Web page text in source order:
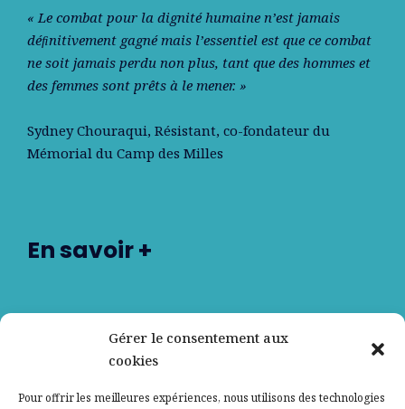
Gérer le consentement aux
cookies
Pour offrir les meilleures expériences, nous utilisons des technologies
« Le combat pour la dignité humaine n’est jamais
déﬁnitivement gagné mais l’essentiel est que ce combat
ne soit jamais perdu non plus, tant que des hommes et
des femmes sont prêts à le mener. »
Sydney Chouraqui, Résistant, co-fondateur du
Mémorial du Camp des Milles
En savoir +